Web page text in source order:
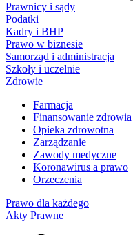
Prawnicy i sądy
Podatki
Kadry i BHP
Prawo w biznesie
Samorząd i administracja
Szkoły i uczelnie
Zdrowie
Farmacja
Finansowanie zdrowia
Opieka zdrowotna
Zarządzanie
Zawody medyczne
Koronawirus a prawo
Orzeczenia
Prawo dla każdego
Akty Prawne